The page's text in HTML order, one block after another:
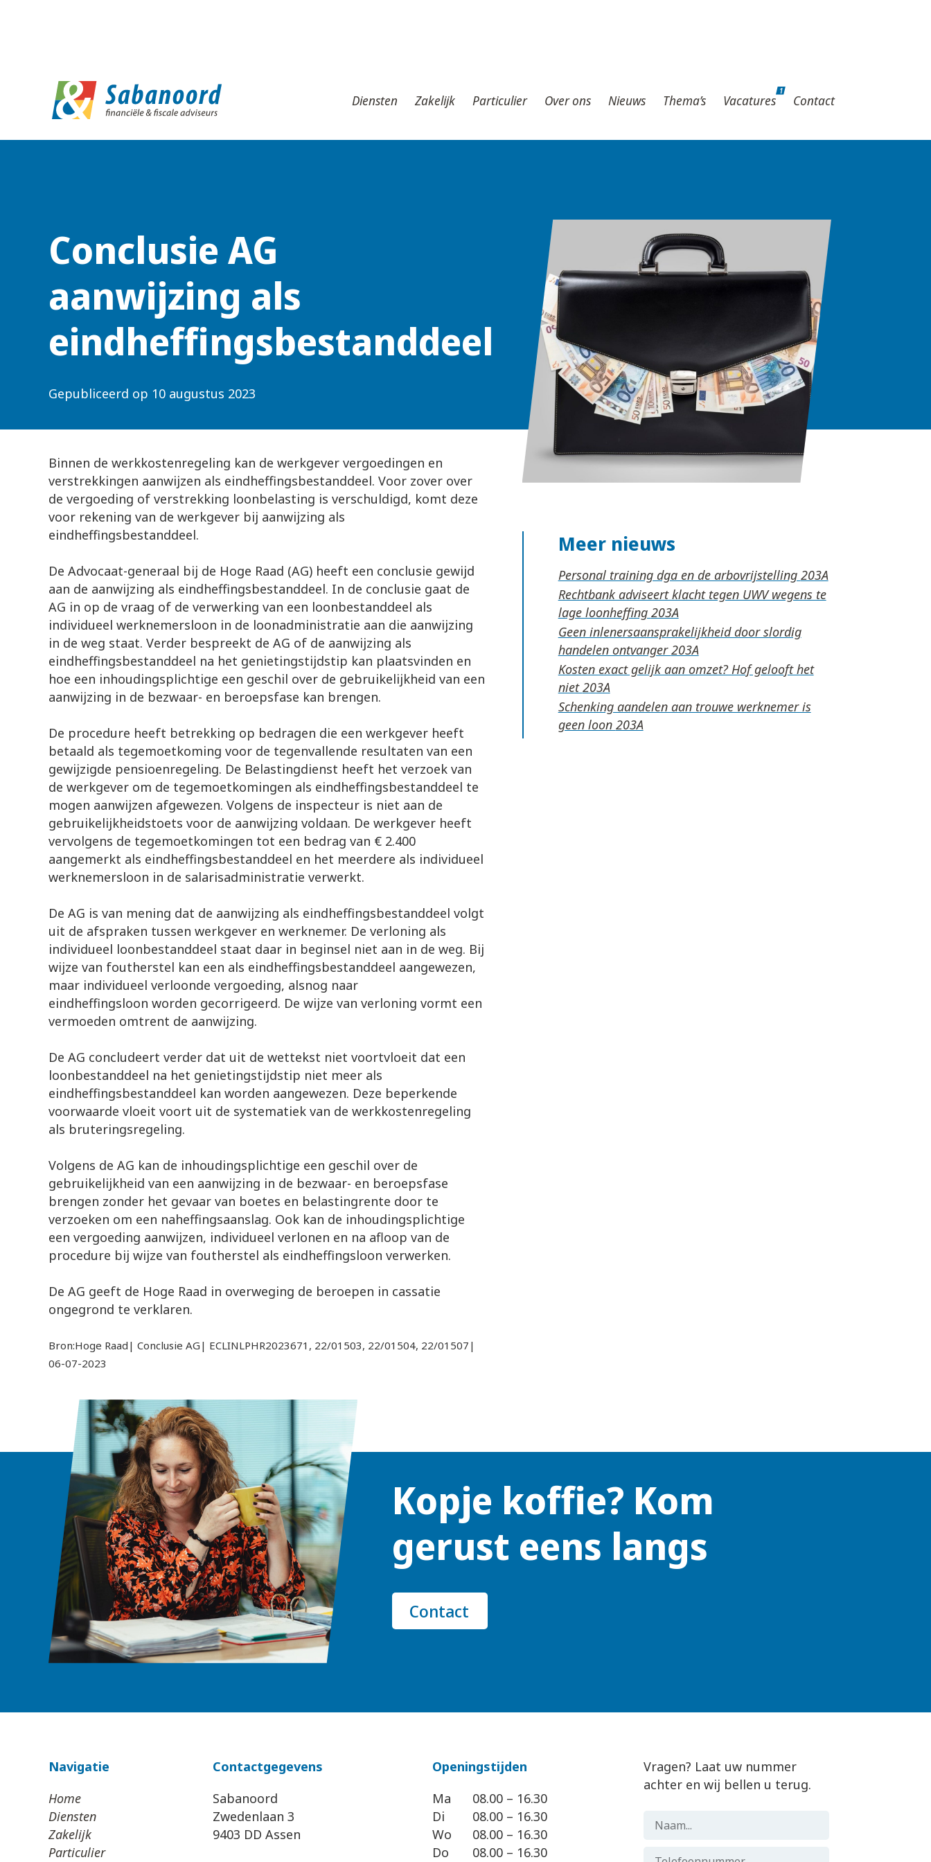
Diensten Zakelijk Particulier Over ons Nieuws Thema’s Vacatures
1
Contact
Conclusie AG
aanwijzing als
eindheffingsbestanddeel
Gepubliceerd op 10 augustus 2023
Binnen de werkkostenregeling kan de werkgever vergoedingen en
verstrekkingen aanwijzen als eindheffingsbestanddeel. Voor zover over
de vergoeding of verstrekking loonbelasting is verschuldigd, komt deze
voor rekening van de werkgever bij aanwijzing als
eindheffingsbestanddeel.
De Advocaat-generaal bij de Hoge Raad (AG) heeft een conclusie gewijd
aan de aanwijzing als eindheffingsbestanddeel. In de conclusie gaat de
AG in op de vraag of de verwerking van een loonbestanddeel als
individueel werknemersloon in de loonadministratie aan die aanwijzing
in de weg staat. Verder bespreekt de AG of de aanwijzing als
eindheffingsbestanddeel na het genietingstijdstip kan plaatsvinden en
hoe een inhoudingsplichtige een geschil over de gebruikelijkheid van een
aanwijzing in de bezwaar- en beroepsfase kan brengen.
De procedure heeft betrekking op bedragen die een werkgever heeft
betaald als tegemoetkoming voor de tegenvallende resultaten van een
gewijzigde pensioenregeling. De Belastingdienst heeft het verzoek van
de werkgever om de tegemoetkomingen als eindheffingsbestanddeel te
mogen aanwijzen afgewezen. Volgens de inspecteur is niet aan de
gebruikelijkheidstoets voor de aanwijzing voldaan. De werkgever heeft
vervolgens de tegemoetkomingen tot een bedrag van € 2.400
aangemerkt als eindheffingsbestanddeel en het meerdere als individueel
werknemersloon in de salarisadministratie verwerkt.
De AG is van mening dat de aanwijzing als eindheffingsbestanddeel volgt
uit de afspraken tussen werkgever en werknemer. De verloning als
individueel loonbestanddeel staat daar in beginsel niet aan in de weg. Bij
wijze van foutherstel kan een als eindheffingsbestanddeel aangewezen,
maar individueel verloonde vergoeding, alsnog naar
eindheffingsloon worden gecorrigeerd. De wijze van verloning vormt een
vermoeden omtrent de aanwijzing.
De AG concludeert verder dat uit de wettekst niet voortvloeit dat een
loonbestanddeel na het genietingstijdstip niet meer als
eindheffingsbestanddeel kan worden aangewezen. Deze beperkende
voorwaarde vloeit voort uit de systematiek van de werkkostenregeling
als bruteringsregeling.
Volgens de AG kan de inhoudingsplichtige een geschil over de
gebruikelijkheid van een aanwijzing in de bezwaar- en beroepsfase
brengen zonder het gevaar van boetes en belastingrente door te
verzoeken om een naheffingsaanslag. Ook kan de inhoudingsplichtige
een vergoeding aanwijzen, individueel verlonen en na afloop van de
procedure bij wijze van foutherstel als eindheffingsloon verwerken.
De AG geeft de Hoge Raad in overweging de beroepen in cassatie
ongegrond te verklaren.
Bron:Hoge Raad| Conclusie AG| ECLINLPHR2023671, 22/01503, 22/01504, 22/01507|
06-07-2023
Meer nieuws
Personal training dga en de arbovrijstelling
Rechtbank adviseert klacht tegen UWV wegens te
lage loonheffing
Geen inlenersaansprakelijkheid door slordig
handelen ontvanger
Kosten exact gelijk aan omzet? Hof gelooft het
niet
Schenking aandelen aan trouwe werknemer is
geen loon
Kopje koffie? Kom
gerust eens langs
Contact
Navigatie
Home
Diensten
Zakelijk
Particulier
Contactgegevens
Sabanoord
Zwedenlaan 3
9403 DD Assen
Openingstijden
Ma
Di
Wo
Do
08.00 – 16.30
08.00 – 16.30
08.00 – 16.30
08.00 – 16.30
Vragen? Laat uw nummer
achter en wij bellen u terug.